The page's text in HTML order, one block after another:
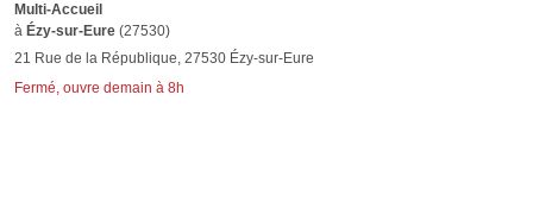
Multi-Accueil
à Ézy-sur-Eure (27530)
21 Rue de la République, 27530 Ézy-sur-Eure
Fermé, ouvre demain à 8h